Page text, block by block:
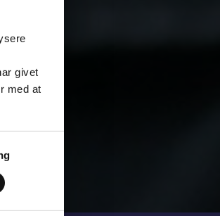
givet
med at